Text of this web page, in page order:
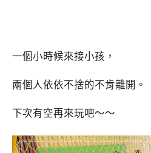
一個小時候來接小孩，
兩個人依依不捨的不肯離開。
下次有空再來玩吧～～